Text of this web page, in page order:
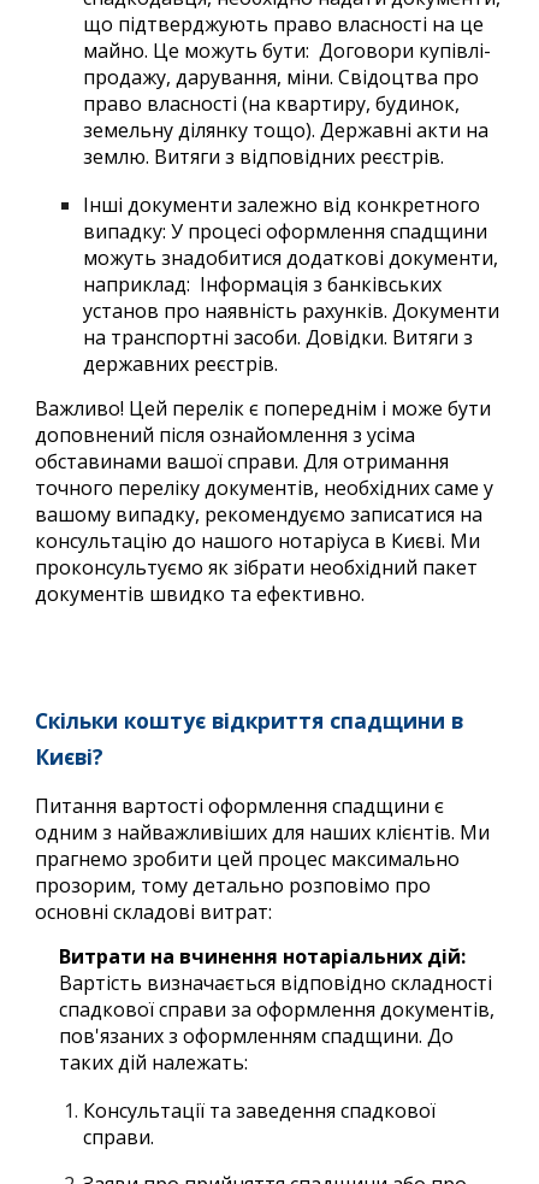
що підтверджують право власності на це
майно. Це можуть бути: Договори купівлі-
продажу, дарування, міни. Свідоцтва про
право власності (на квартиру, будинок,
земельну ділянку тощо). Державні акти на
землю. Витяги з відповідних реєстрів.
Інші документи залежно від конкретного
випадку: У процесі оформлення спадщини
можуть знадобитися додаткові документи,
наприклад: Інформація з банківських
установ про наявність рахунків. Документи
на транспортні засоби. Довідки. Витяги з
державних реєстрів.
Важливо! Цей перелік є попереднім і може бути
доповнений після ознайомлення з усіма
обставинами вашої справи. Для отримання
точного переліку документів, необхідних саме у
вашому випадку, рекомендуємо записатися на
консультацію до нашого нотаріуса в Києві. Ми
проконсультуємо як зібрати необхідний пакет
документів швидко та ефективно.
Скільки коштує відкриття спадщини в
Києві?
Питання вартості оформлення спадщини є
одним з найважливіших для наших клієнтів. Ми
прагнемо зробити цей процес максимально
прозорим, тому детально розповімо про
основні складові витрат:
Витрати на вчинення нотаріальних дій:
Вартість визначається відповідно складності
спадкової справи за оформлення документів,
пов'язаних з оформленням спадщини. До
таких дій належать:
Консультації та заведення спадкової
справи.